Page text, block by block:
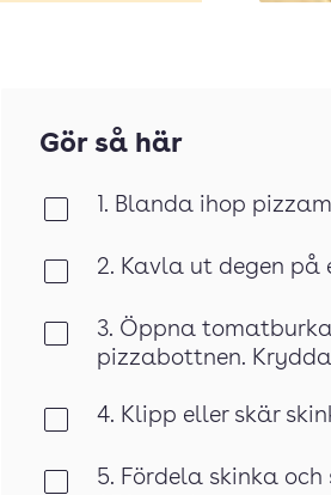
Gör så här
1. Blanda ihop
2. Kavla ut degen
3. Öppna
pizzabottnen.
4. Klipp eller skär
5. Fördela skinka